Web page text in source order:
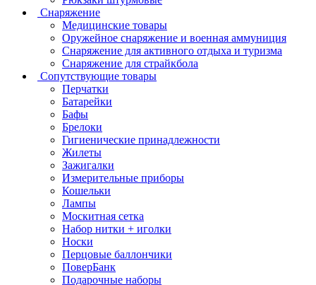
Снаряжение
Медицинские товары
Оружейное снаряжение и военная аммуниция
Снаряжение для активного отдыха и туризма
Снаряжение для страйкбола
Сопутствующие товары
Перчатки
Батарейки
Бафы
Брелоки
Гигиенические принадлежности
Жилеты
Зажигалки
Измерительные приборы
Кошельки
Лампы
Москитная сетка
Набор нитки + иголки
Носки
Перцовые баллончики
ПоверБанк
Подарочные наборы